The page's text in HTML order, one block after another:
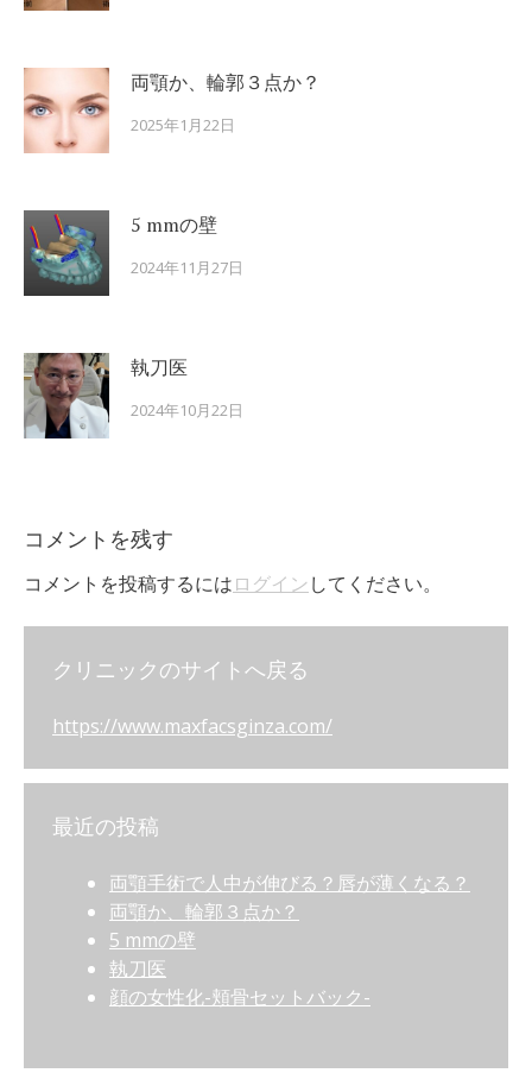
両顎か、輪郭３点か？
2025年1月22日
5 mmの壁
2024年11月27日
執刀医
2024年10月22日
コメントを残す
コメントを投稿するにはログインしてください。
クリニックのサイトへ戻る
https://www.maxfacsginza.com/
最近の投稿
両顎手術で人中が伸びる？唇が薄くなる？
両顎か、輪郭３点か？
5 mmの壁
執刀医
顔の女性化-頬骨セットバック-